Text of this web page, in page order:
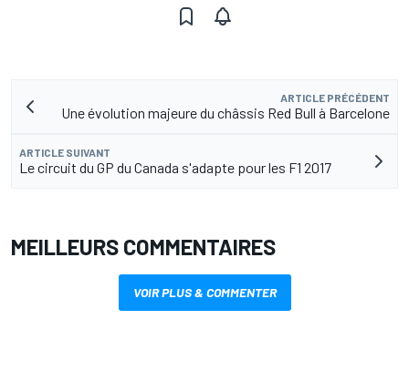
ARTICLE PRÉCÉDENT
Une évolution majeure du châssis Red Bull à Barcelone
ARTICLE SUIVANT
Le circuit du GP du Canada s'adapte pour les F1 2017
MEILLEURS COMMENTAIRES
VOIR PLUS & COMMENTER